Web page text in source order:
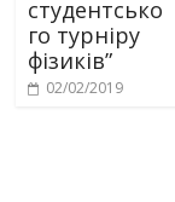
студентсько
го турніру
фізиків”
02/02/2019